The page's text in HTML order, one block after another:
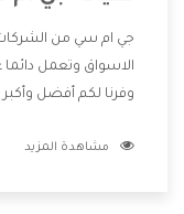
جي ام سي من
الاسواق وتعمل
وفرنا لكم أفضل
دون اى ازعاج كما
مشاهدة المزيد